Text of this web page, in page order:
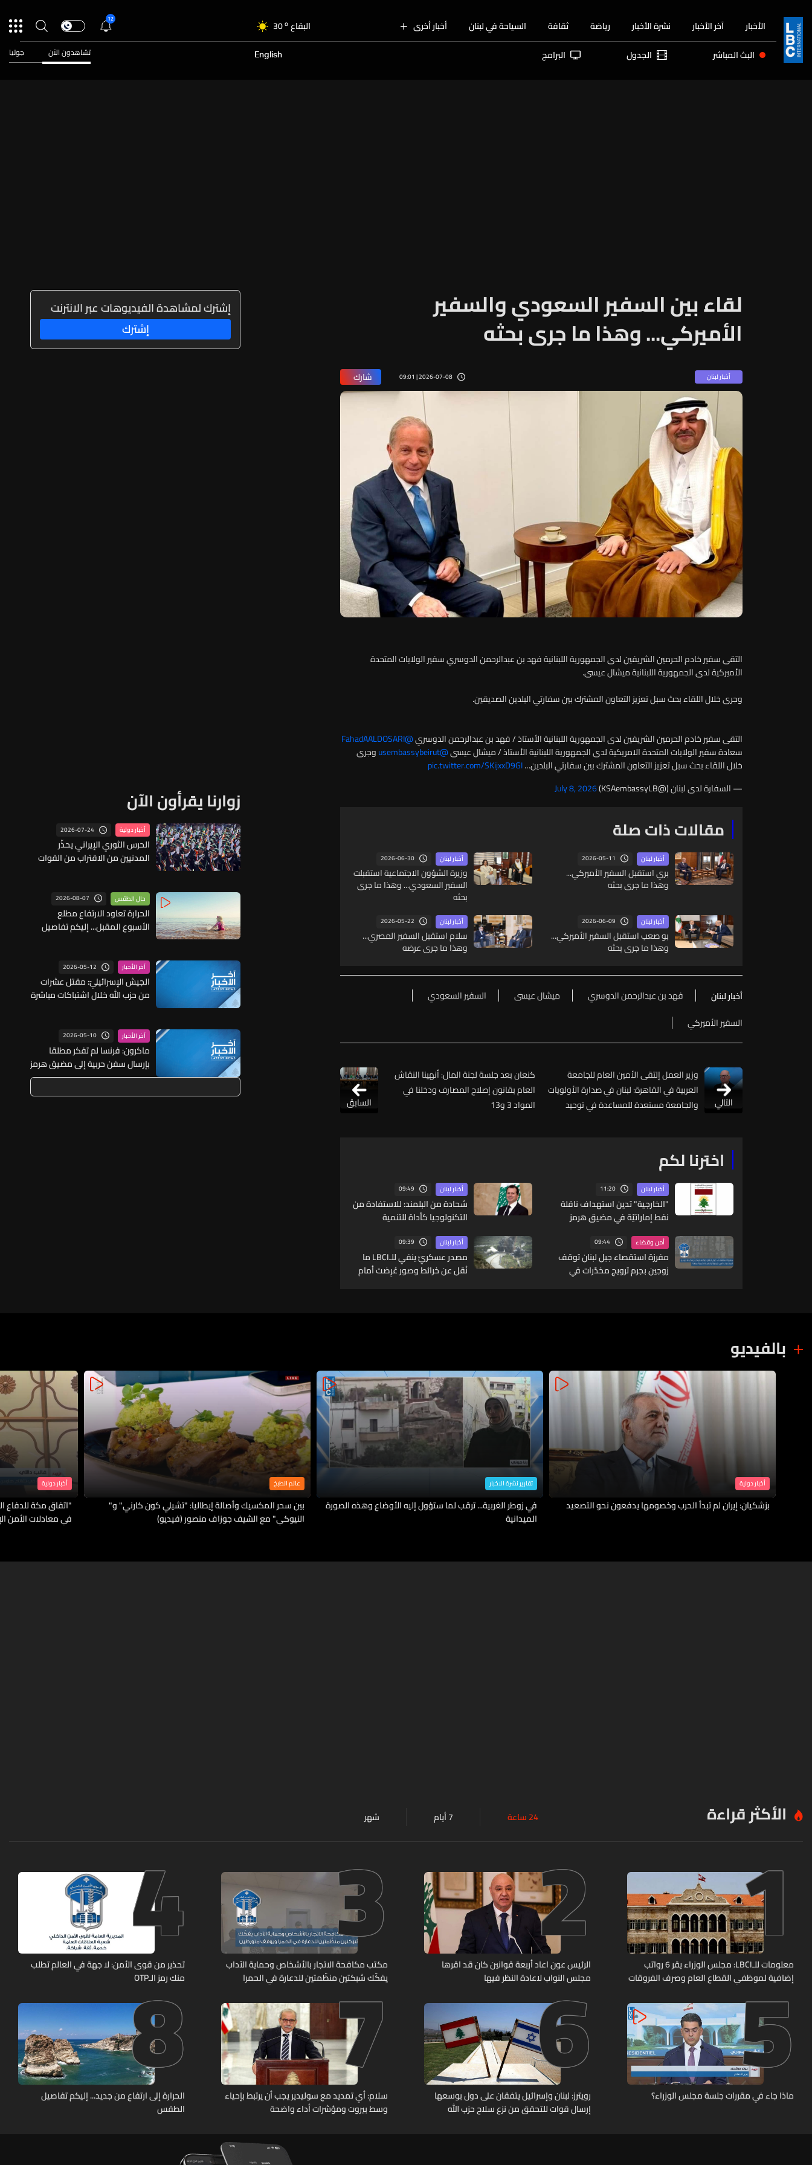
الأخبار آخر الأخبار نشرة الأخبار رياضة ثقافة السياحة في لبنان أخبار أخرى البقاع 30o
الجنوب 29o
30
12
البث المباشر الجدول البرامج English تشاهدون الآن جوليا
لقاء بين السفير السعودي والسفير
الأميركي... وهذا ما جرى بحثه
أخبار لبنان 2026-07-08 | 09:01 شارك
التقى سفير خادم الحرمين الشريفين لدى الجمهورية اللبنانية فهد بن عبدالرحمن الدوسري سفير الولايات المتحدة
الأميركية لدى الجمهورية اللبنانية ميشال عيسى.
وجرى خلال اللقاء بحث سبل تعزيز التعاون المشترك بين سفارتي البلدين الصديقين.
التقى سفير خادم الحرمين الشريفين لدى الجمهورية اللبنانية الأستاذ / فهد بن عبدالرحمن الدوسري@FahadAALDOSARI
سعادة سفير الولايات المتحدة الامريكية لدى الجمهورية اللبنانية الأستاذ / ميشال عيسى@usembassybeirut
وجرى
خلال اللقاء بحث سبل تعزيز التعاون المشترك بين سفارتي البلدين…pic.twitter.com/SKijxxD9GI
— السفارة لدى لبنان (@KSAembassyLB)
July 8, 2026
مقالات ذات صلة
أخبار لبنان 2026-05-11
بري استقبل السفير الأميركي...
وهذا ما جرى بحثه
أخبار لبنان 2026-06-30
وزيرة الشؤون الاجتماعية استقبلت
السفير السعودي... وهذا ما جرى
بحثه
أخبار لبنان 2026-06-09
بو صعب استقبل السفير الأميركي...
وهذا ما جرى بحثه
أخبار لبنان 2026-05-22
سلام استقبل السفير المصري...
وهذا ما جرى عرضه
أخبار لبنان فهد بن عبدالرحمن الدوسري ميشال عيسى
السفير السعودي
السفير الأميركي
التالي
وزير العمل إلتقى الأمين العام للجامعة
العربية في القاهرة: لبنان في صدارة الأولويات
والجامعة مستعدة للمساعدة في توحيد
كنعان بعد جلسة لجنة المال: أنهينا النقاش
العام بقانون إصلاح المصارف ودخلنا في
المواد 3 و13
السابق
اخترنا لكم
أخبار لبنان 11:20
"الخارجية" تدين استهداف ناقلة
نفط إماراتيّة في مضيق هرمز
أخبار لبنان 09:49
شحادة من البلمند: للاستفادة من
التكنولوجيا كأداة للتنمية
أمن وقضاء 09:44
مفرزة استقصاء جبل لبنان توقف
زوجين بجرم ترويج مخدّرات في
أخبار لبنان 09:39
مصدر عسكريّ ينفي للـLBCI ما
نُقل عن خرائط وصور عُرِضت أمام
إشترك لمشاهدة الفيديوهات عبر الانترنت
إشترك
زوارنا يقرأون الآن
أخبار دولية 2026-07-24
الحرس الثوري الإيراني يحذّر
المدنيين من الاقتراب من القوات
حال الطقس 2026-08-07
الحرارة تعاود الارتفاع مطلع
الأسبوع المقبل... إليكم تفاصيل
آخر الأخبار 2026-05-12
الجيش الإسرائيليّ: مقتل عشرات
من حزب الله خلال اشتباكات مباشرة
آخر الأخبار 2026-05-10
ماكرون: فرنسا لم تفكر مطلقا
بإرسال سفن حربية إلى مضيق هرمز
بالفيديو
أخبار دولية
بزشكيان: إيران لم تبدأ الحرب وخصومها يدفعون نحو التصعيد
تقارير نشرة الاخبار
في زوطر الغربية... ترقب لما ستؤول إليه الأوضاع وهذه الصورة
الميدانية
عالم الطبخ
بين سحر المكسيك وأصالة إيطاليا: "تشيلي كون كارني" و"
النيوكي" مع الشيف جوزاف منصور (فيديو)
أخبار دولية
"اتفاق مكة للدفاع
في معادلات الأمن
الأكثر قراءة 24 ساعة 7 أيام شهر 1
معلومات للـLBCI: مجلس الوزراء يقر 6 رواتب
إضافية لموظفي القطاع العام وصرف الفروقات
2
الرئيس عون اعاد أربعة قوانين كان قد اقرها
مجلس النواب لاعادة النظر فيها
3
مكتب مكافحة الاتجار بالأشخاص وحماية الآداب
يفكّك شبكتين منظّمتين للدعارة في الحمرا
4
تحذير من قوى الأمن: لا جهة في العالم تطلب
منك رمز الـOTP
5
ماذا جاء في مقررات جلسة مجلس الوزراء؟ 6
رويترز: لبنان وإسرائيل يتفقان على دول بوسعها
إرسال قوات للتحقق من نزع سلاح حزب الله
7
سلام: أي تمديد مع سوليدير يجب أن يرتبط بإحياء
وسط بيروت ومؤشرات أداء واضحة
8
الحرارة إلى ارتفاع من جديد... إليكم تفاصيل
الطقس